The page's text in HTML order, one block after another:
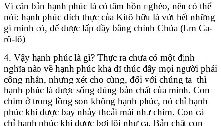
Vì căn bản hạnh phúc là có tâm hồn nghèo, nên có thể
nói: hạnh phúc đích thực của Kitô hữu là vứt hết những
gì mình có, để được lấp đầy bằng chính Chúa (Lm Ca-
rô-lô)
4. Vậy hạnh phúc là gì? Thực ra chưa có một định
nghĩa nào về hạnh phúc khả dĩ thúc đẩy mọi người phải
công nhận, nhưng xét cho cùng, đối với chúng ta thì
hạnh phúc là được sống đúng bản chất của mình. Con
chim ở trong lồng son không hạnh phúc, nó chỉ hạnh
phúc khi được bay nhảy thoải mái như chim. Con cá
chỉ hạnh phúc khi được bơi lội như cá. Bản chất con